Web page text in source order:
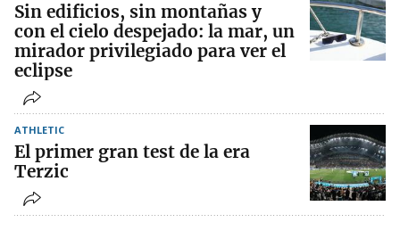
Sin edificios, sin montañas y
con el cielo despejado: la mar, un
mirador privilegiado para ver el
eclipse
ATHLETIC
El primer gran test de la era
Terzic